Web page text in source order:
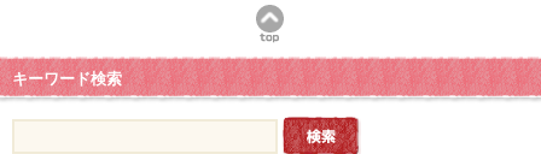
キーワード検索